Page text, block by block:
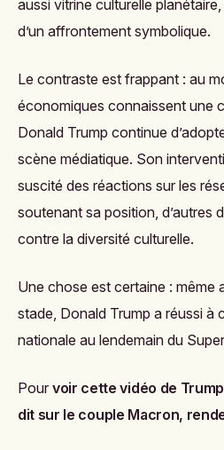
aussi vitrine culturelle
d’un affrontement symbolique.
Le contraste est frappant : au
économiques connaissent une
Donald Trump continue
scène médiatique. Son
suscité des réactions sur les
soutenant sa position, d’autres
contre la diversité culturelle.
Une chose est certaine : même
stade, Donald Trump a réussi à
nationale au lendemain du
Pour voir cette vidéo de
dit sur le couple Macron,